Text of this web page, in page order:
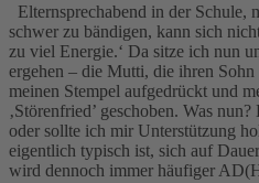
Elternsprechabend in der Schule,
schwer zu bändigen, kann sich
zu viel Energie.‘ Da sitze ich nun
ergehen – die Mutti, die ihren
meinen Stempel aufgedrückt und
‚Störenfried’ geschoben. Was
oder sollte ich mir Unterstützung
eigentlich typisch ist, sich auf
wird dennoch immer häufiger